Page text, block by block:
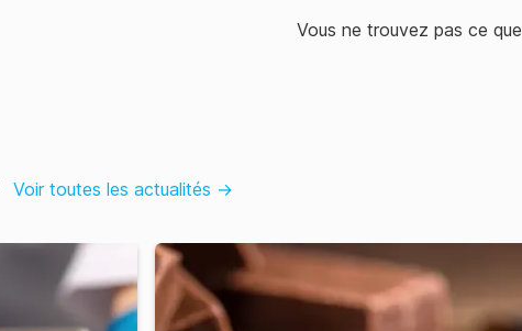
Vous ne trouvez pas ce
Voir toutes les actualités →